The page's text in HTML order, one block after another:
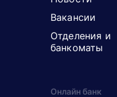
Вакансии
Отделения и
банкоматы
Онлайн банк